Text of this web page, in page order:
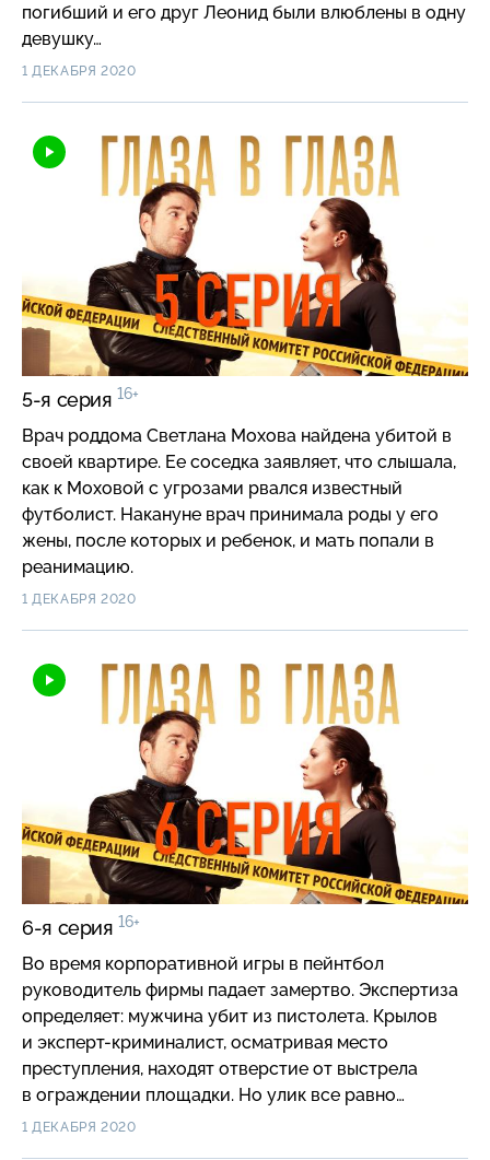
погибший и его друг Леонид были влюблены в одну
девушку…
1 ДЕКАБРЯ 2020
5-я серия 16+
Врач роддома Светлана Мохова найдена убитой в
своей квартире. Ее соседка заявляет, что слышала,
как к Моховой с угрозами рвался известный
футболист. Накануне врач принимала роды у его
жены, после которых и ребенок, и мать попали в
реанимацию.
1 ДЕКАБРЯ 2020
6-я серия 16+
Во время корпоративной игры в пейнтбол
руководитель фирмы падает замертво. Экспертиза
определяет: мужчина убит из пистолета. Крылов
и эксперт-криминалист, осматривая место
преступления, находят отверстие от выстрела
в ограждении площадки. Но улик все равно
слишком мало, и выйти на преступника коллегам
1 ДЕКАБРЯ 2020